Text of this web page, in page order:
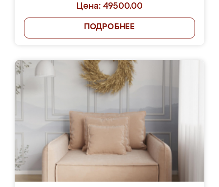
Цена: 49500.00
ПОДРОБНЕЕ